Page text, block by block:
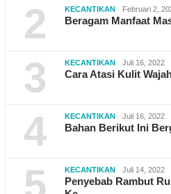
2 KECANTIKAN Februari 2,
Beragam Manfaat
3 KECANTIKAN Juli 16, 2022
Cara Atasi Kulit
4 KECANTIKAN Juli 16, 2022
Bahan Berikut Ini
KECANTIKAN Juli 14, 2022
Penyebab Rambut